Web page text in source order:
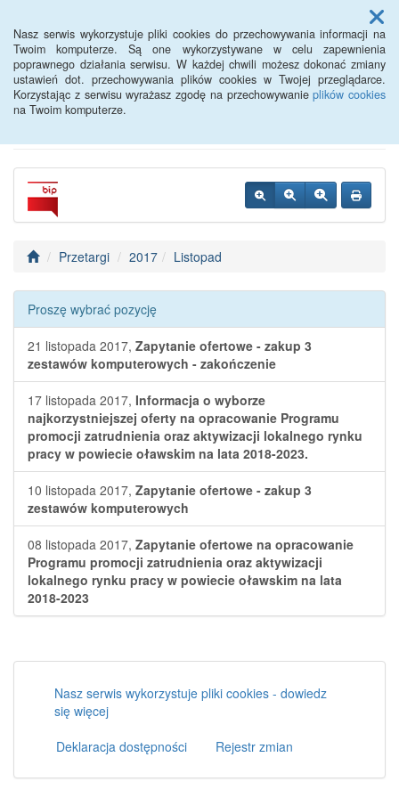
Nasz serwis wykorzystuje pliki cookies do przechowywania informacji na
Twoim komputerze. Są one wykorzystywane w celu zapewnienia
poprawnego działania serwisu. W każdej chwili możesz dokonać zmiany
ustawień dot. przechowywania plików cookies w Twojej przeglądarce.
Korzystając z serwisu wyrażasz zgodę na przechowywanieplików cookies
na Twoim komputerze.
Menu
Powiatowy Urząd Pracy w
Oławie
Przetargi 2017 Listopad
Proszę wybrać pozycję
21 listopada 2017, Zapytanie ofertowe - zakup 3
zestawów komputerowych - zakończenie
17 listopada 2017, Informacja o wyborze
najkorzystniejszej oferty na opracowanie Programu
promocji zatrudnienia oraz aktywizacji lokalnego rynku
pracy w powiecie oławskim na lata 2018-2023.
10 listopada 2017, Zapytanie ofertowe - zakup 3
zestawów komputerowych
08 listopada 2017, Zapytanie ofertowe na opracowanie
Programu promocji zatrudnienia oraz aktywizacji
lokalnego rynku pracy w powiecie oławskim na lata
2018-2023
Nasz serwis wykorzystuje pliki cookies - dowiedz
się więcej
Deklaracja dostępności
Rejestr zmian